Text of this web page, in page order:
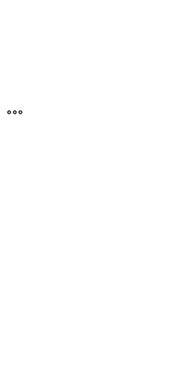
000